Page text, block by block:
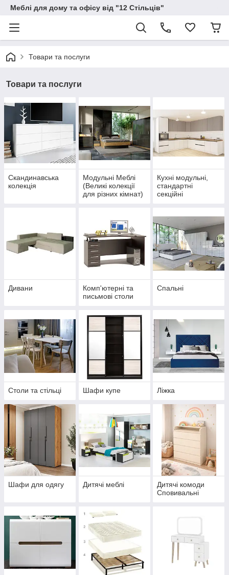
Меблі для дому та офісу від "12 Стільців"
Товари та послуги
Товари та послуги
Скандинавська
колекція
Модульні Меблі
(Великі колекції
для різних кімнат)
Кухні модульні,
стандартні
секційні
Дивани
Комп'ютерні та
письмові столи
Спальні
Столи та стільці Шафи купе Ліжка
Шафи для одягу Дитячі меблі
Дитячі комоди
Сповивальні